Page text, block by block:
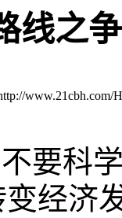
线之
要科
经济